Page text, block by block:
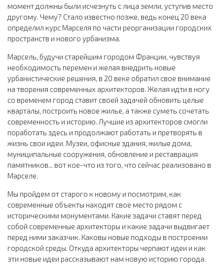
момент должны были исчезнуть с лица земли, уступив место
другому. Чему? Стало известно позже, ведь конец 20 века
определил курс Марселя по части реорганизации городских
пространств и нового урбанизма.
Марсель, будучи старейшим городом Франции, чувствуя
необходимость перемен и желая внедрить новые
урбанистические решения, в 20 веке обратил свое внимание
на творения современных архитекторов. Желая идти в ногу
со временем город ставит своей задачей обновить целые
кварталы, построить новое жилье, а также суметь сочетать
современность и историю. Лучшие из архитекторов смогли
поработать здесь и продолжают работать и претворять в
жизнь свои идеи. Музеи, офисные здания, жилые дома,
муниципальные сооружения, обновление и реставрация
памятников... вот кое-что из того, что сейчас реализовано в
Марселе.
Мы пройдем от старого к новому и посмотрим, как
современные объекты находят свое место рядом с
историческими монументами. Какие задачи ставят перед
собой современные архитекторы и какие задачи выдвигает
перед ними заказчик. Каковы новые подходы в построении
городской среды. Откуда архитекторы черпают идеи и как
эти новые идеи рассказывают нам новую историю города.